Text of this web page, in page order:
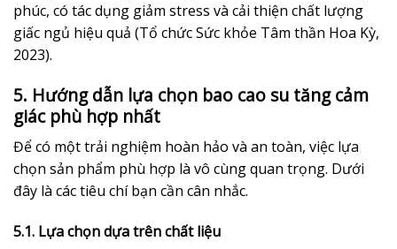
phúc, có tác dụng giảm stress và cải thiện chất lượng
giấc ngủ hiệu quả (Tổ chức Sức khỏe Tâm thần Hoa Kỳ,
2023).
5. Hướng dẫn lựa chọn bao cao su tăng cảm
giác phù hợp nhất
Để có một trải nghiệm hoàn hảo và an toàn, việc lựa
chọn sản phẩm phù hợp là vô cùng quan trọng. Dưới
đây là các tiêu chí bạn cần cân nhắc.
5.1. Lựa chọn dựa trên chất liệu